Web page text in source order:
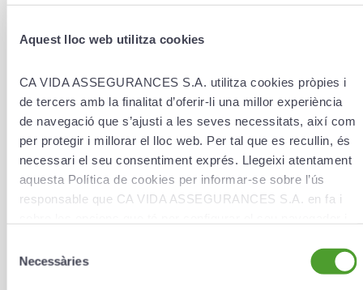
Aquest lloc web utilitza cookies
CA VIDA ASSEGURANCES S.A. utilitza cookies pròpies i
de tercers amb la finalitat d’oferir-li una millor experiència
de navegació que s’ajusti a les seves necessitats, així com
per protegir i millorar el lloc web. Per tal que es recullin, és
necessari el seu consentiment exprés. Llegeixi atentament
aquesta Política de cookies per informar-se sobre l’ús
responsable que CA VIDA ASSEGURANCES S.A. en fa i
Necessàries
* Las casillas marcadas con un asterisco son obligatorias.
¿Qué gestión quieres efectuar?*
Adjunta hasta 3 archivos (Máx. 20 MB)
Nombre*
Apellidos*